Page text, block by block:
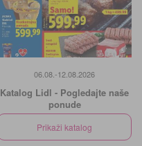
06.08.-12.08.2026
Katalog Lidl - Pogledajte naše
ponude
Prikaži katalog